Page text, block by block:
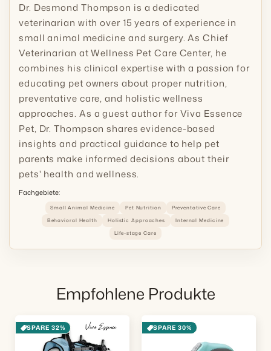
Dr. Desmond Thompson is a dedicated
veterinarian with over 15 years of experience in
small animal medicine and surgery. As Chief
Veterinarian at Wellness Pet Care Center, he
combines his clinical expertise with a passion for
educating pet owners about proper nutrition,
preventative care, and holistic wellness
approaches. As a guest author for Viva Essence
Pet, Dr. Thompson shares evidence-based
insights and practical guidance to help pet
parents make informed decisions about their
pets' health and wellness.
Fachgebiete:
Small Animal Medicine Pet Nutrition
Preventative Care
Behavioral Health
Holistic Approaches
Internal Medicine
Life-stage Care
Empfohlene Produkte
SPARE 32% SPARE 30%